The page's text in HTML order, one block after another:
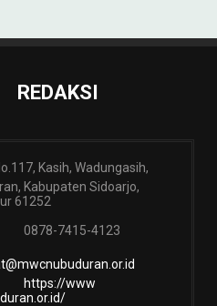
REDAKSI
Kasih, Wadungasih,
Kabupaten Sidoarjo,
61252
0878-7415-4123
https://www